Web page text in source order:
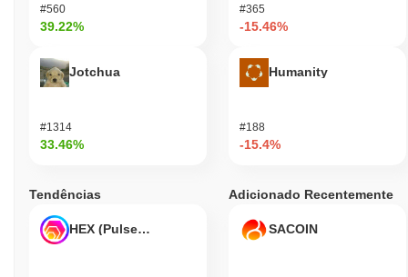
#560
39.22%
Jotchua
#1314
33.46%
#365
-15.46%
Humanity
#188
-15.4%
Tendências
HEX (Pulsechain)
Adicionado Recentemente
SACOIN